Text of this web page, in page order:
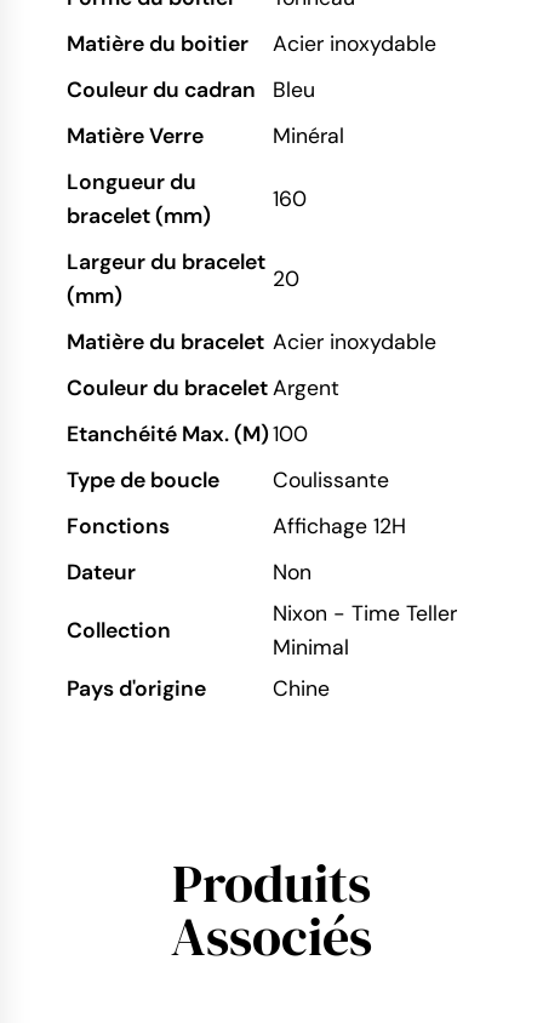
Matière du boitier
Acier inoxydable
Couleur du cadran
Bleu
Matière Verre
Minéral
Longueur du
bracelet (mm)
160
Largeur du bracelet
(mm)
20
Matière du bracelet Acier inoxydable
Couleur du braceletArgent
Etanchéité Max. (M)100
Type de boucle
Coulissante
Fonctions
Affichage 12H
Dateur
Non
Collection
Nixon - Time Teller
Minimal
Pays d'origine
Chine
Produits
Associés